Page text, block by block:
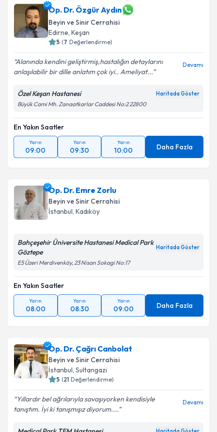
Op. Dr. Özgür Aydın
Beyin ve Sinir Cerrahisi
Edirne, Keşan
5 (7 Değerlendirme)
Alanında kendini geliştirmiş,hastalığın detaylarını
anlaşılabilir bir dille anlatım çok iyi.. Ameliyat...
Devamı
Özel Keşan Hastanesi Haritada Göster
Büyük Cami Mh. Zanaatkarlar Caddesi No:2 22800
En Yakın Saatler
Yarın
09:00
Yarın
09:30
Yarın
10:00 Daha Fazla
Op. Dr. Emre Zorlu
Beyin ve Sinir Cerrahisi
İstanbul, Kadıköy
Bahçeşehir Üniversite Hastanesi Medical Park
Göztepe
Haritada Göster
E5 Üzeri Merdivenköy, 23 Nisan Sokagi No:17
En Yakın Saatler
Yarın
08:00
Yarın
08:30
Yarın
09:00 Daha Fazla
Op. Dr. Çağrı Canbolat
Beyin ve Sinir Cerrahisi
İstanbul, Sultangazi
5 (21 Değerlendirme)
Yıllardır bel ağrılarıyla savaşıyorken kendisiyle
tanıştım. İyi ki tanışmışız diyorum....
Devamı